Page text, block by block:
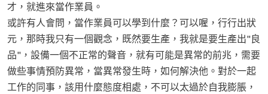
才，就進來當作業員。
或許有人會問，當作業員可以學到什麼？可以喔，行行出狀
元，那時我只有一個觀念，既然要生產，我就是要生產出"良
品"，設備一個不正常的聲音，就有可能是異常的前兆，需要
做些事情預防異常，當異常發生時，如何解決他。對於一起
工作的同事，該用什麼態度相處，不可以太過於自我膨脹，